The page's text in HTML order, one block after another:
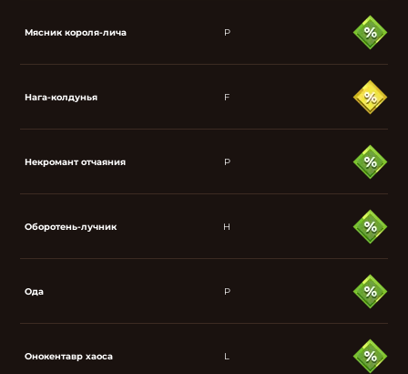
Мясник короля-лича P
Нага-колдунья F
Некромант отчаяния P
Оборотень-лучник H
Ода P
Онокентавр хаоса L